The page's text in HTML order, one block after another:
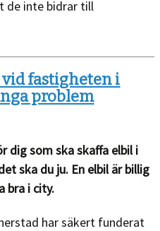
de inte bidrar till
fastigheten i
problem
dig som ska skaffa elbil i
ska du ju. En elbil är billig
bra i city.
har säkert funderat